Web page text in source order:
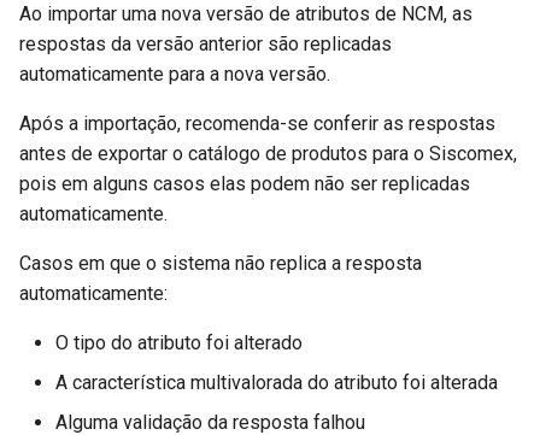
Ao importar uma nova versão de atributos de NCM, as
respostas da versão anterior são replicadas
automaticamente para a nova versão.
Após a importação, recomenda-se conferir as respostas
antes de exportar o catálogo de produtos para o Siscomex,
pois em alguns casos elas podem não ser replicadas
automaticamente.
Casos em que o sistema não replica a resposta
automaticamente:
O tipo do atributo foi alterado
A característica multivalorada do atributo foi alterada
Alguma validação da resposta falhou